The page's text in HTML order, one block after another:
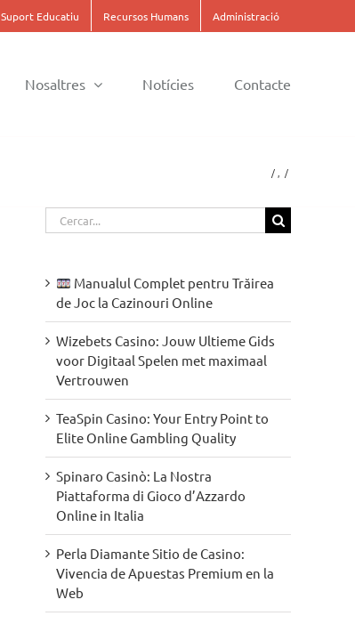
Suport Educatiu Recursos Humans Administració
Nosaltres Notícies Contacte
Cerca
…
Manualul Complet pentru Trăirea
de Joc la Cazinouri Online
Wizebets Casino: Jouw Ultieme Gids
voor Digitaal Spelen met maximaal
Vertrouwen
TeaSpin Casino: Your Entry Point to
Elite Online Gambling Quality
Spinaro Casinò: La Nostra
Piattaforma di Gioco d’Azzardo
Online in Italia
Perla Diamante Sitio de Casino:
Vivencia de Apuestas Premium en la
Web